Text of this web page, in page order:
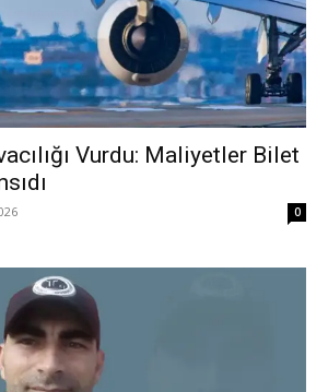
Vurdu: Maliyetler Bilet
0